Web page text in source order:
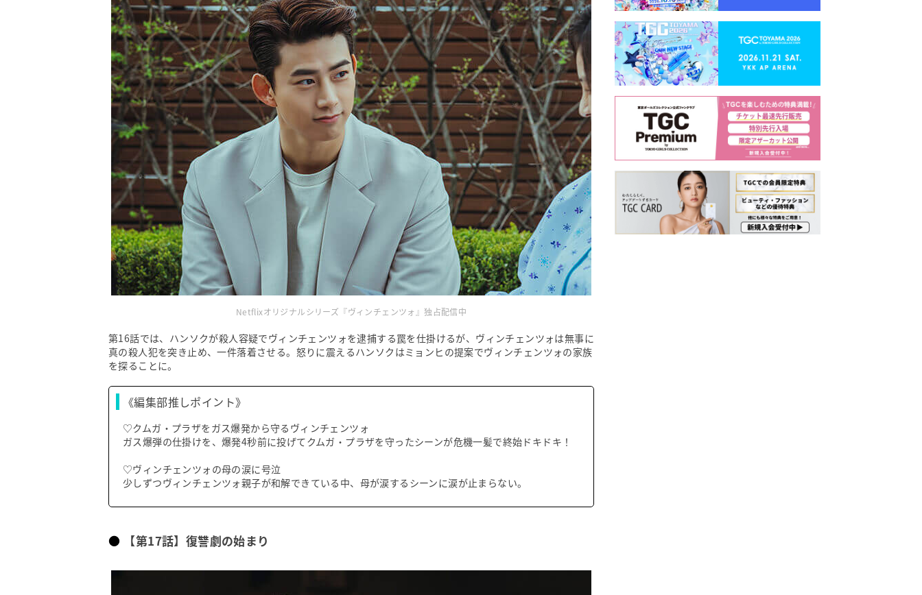
Netflixオリジナルシリーズ『ヴィンチェンツォ』独占配信中
第16話では、ハンソクが殺人容疑でヴィンチェンツォを逮捕する罠を仕掛けるが、ヴィンチェンツォは無事に
真の殺人犯を突き止め、一件落着させる。怒りに震えるハンソクはミョンヒの提案でヴィンチェンツォの家族
を探ることに。
《編集部推しポイント》
♡クムガ・プラザをガス爆発から守るヴィンチェンツォ
ガス爆弾の仕掛けを、爆発4秒前に投げてクムガ・プラザを守ったシーンが危機一髪で終始ドキドキ！
♡ヴィンチェンツォの母の涙に号泣
少しずつヴィンチェンツォ親子が和解できている中、母が涙するシーンに涙が止まらない。
【第17話】復讐劇の始まり